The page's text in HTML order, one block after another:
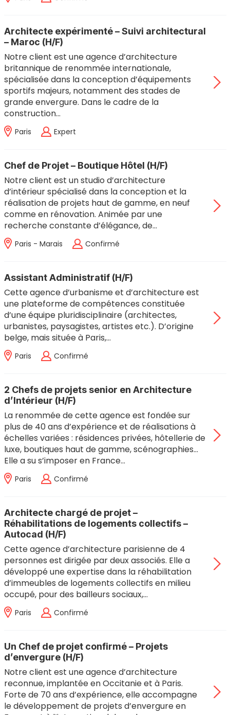
Architecte expérimenté – Suivi architectural
– Maroc (H/F)
Notre client est une agence d’architecture
britannique de renommée internationale,
spécialisée dans la conception d’équipements
sportifs majeurs, notamment des stades de
grande envergure. Dans le cadre de la
construction…
Paris Expert
Chef de Projet – Boutique Hôtel (H/F)
Notre client est un studio d’architecture
d’intérieur spécialisé dans la conception et la
réalisation de projets haut de gamme, en neuf
comme en rénovation. Animée par une
recherche constante d’élégance, de…
Paris - Marais Confirmé
Assistant Administratif (H/F)
Cette agence d’urbanisme et d’architecture est
une plateforme de compétences constituée
d’une équipe pluridisciplinaire (architectes,
urbanistes, paysagistes, artistes etc.). D’origine
belge, mais située à Paris,…
Paris Confirmé
2 Chefs de projets senior en Architecture
d’Intérieur (H/F)
La renommée de cette agence est fondée sur
plus de 40 ans d’expérience et de réalisations à
échelles variées : résidences privées, hôtellerie de
luxe, boutiques haut de gamme, scénographies…
Elle a su s’imposer en France…
Paris Confirmé
Architecte chargé de projet –
Réhabilitations de logements collectifs –
Autocad (H/F)
Cette agence d’architecture parisienne de 4
personnes est dirigée par deux associés. Elle a
développé une expertise dans la réhabilitation
d’immeubles de logements collectifs en milieu
occupé, pour des bailleurs sociaux,…
Paris Confirmé
Un Chef de projet confirmé – Projets
d’envergure (H/F)
Notre client est une agence d’architecture
reconnue, implantée en Occitanie et à Paris.
Forte de 70 ans d’expérience, elle accompagne
le développement de projets d’envergure en